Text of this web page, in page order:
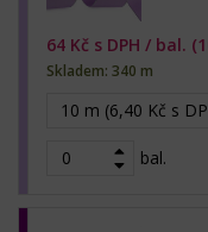
10 m (6,40 Kč s
bal.
64 Kč s DPH / bal.
Skladem: 340 m